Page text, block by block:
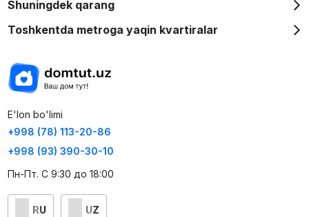
Shuningdek qarang
Toshkentda metroga yaqin kvartiralar
E'lon bo'limi
+998 (78) 113-20-86
+998 (93) 390-30-10
Пн-Пт. С 9:30 до 18:00
RU UZ